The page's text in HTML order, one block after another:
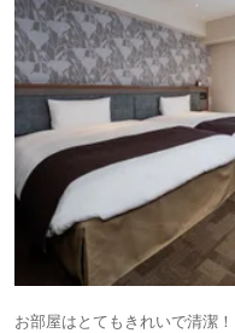
お部屋はとてもきれいで清潔